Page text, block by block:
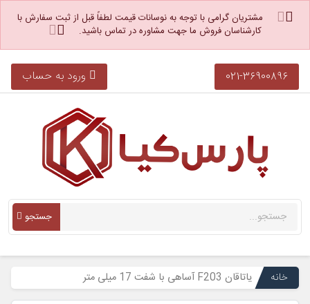
مشتریان گرامی با توجه به نوسانات قیمت لطفاً قبل از ثبت سفارش با
کارشناسان فروش ما جهت مشاوره در تماس باشید.
021-36900896 ورود به حساب
جستجو
خانه یاتاقان F203 آساهی با شفت 17 میلی متر